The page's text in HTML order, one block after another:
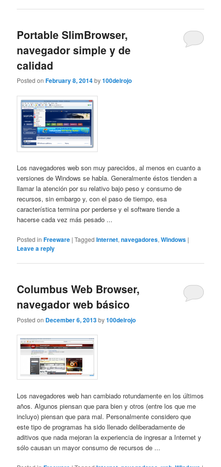
Portable SlimBrowser,
navegador simple y de
calidad
Posted onFebruary 8, 2014by100delrojo
Los navegadores web son muy parecidos, al menos en cuanto a
versiones de Windows se habla. Generalmente éstos tienden a
llamar la atención por su relativo bajo peso y consumo de
recursos, sin embargo y, con el paso de tiempo, esa
característica termina por perderse y el software tiende a
hacerse cada vez más pesado ...
Posted in Freeware |Tagged Internet,navegadores,Windows |
Leave a reply
Columbus Web Browser,
navegador web básico
Posted on December 6, 2013by100delrojo
Los navegadores web han cambiado rotundamente en los últimos
años. Algunos piensan que para bien y otros (entre los que me
incluyo) piensan que para mal. Personalmente considero que
este tipo de programas ha sido llenado deliberadamente de
aditivos que nada mejoran la experiencia de ingresar a Internet y
sólo causan un mayor consumo de recursos de ...